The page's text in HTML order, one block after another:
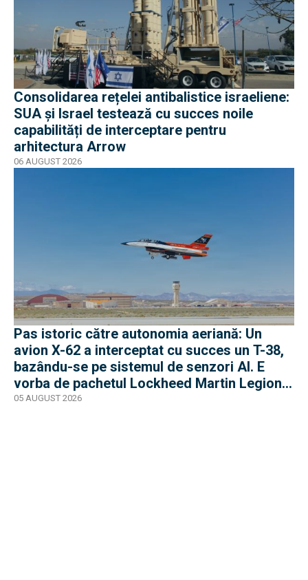
Consolidarea rețelei antibalistice israeliene:
SUA și Israel testează cu succes noile
capabilități de interceptare pentru
arhitectura Arrow
06 AUGUST 2026
Pas istoric către autonomia aeriană: Un
avion X-62 a interceptat cu succes un T-38,
bazându-se pe sistemul de senzori AI. E
vorba de pachetul Lockheed Martin Legion
Pod
05 AUGUST 2026